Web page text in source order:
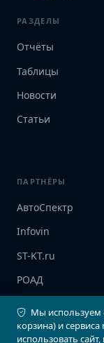
РАЗДЕЛЫ
Отчёты
Таблицы
Новости
Статьи
ПАРТНЁРЫ
АвтоСпектр
Infovin
ST-KT.ru
РОАД
Мы используем
корзина) и
использовать